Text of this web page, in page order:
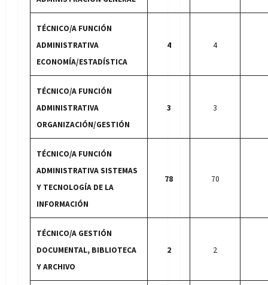
TÉCNICO/A FUNCIÓN
ADMINISTRATIVA
ECONOMÍA/ESTADÍSTICA
4 4
TÉCNICO/A FUNCIÓN
ADMINISTRATIVA
ORGANIZACIÓN/GESTIÓN
3 3
TÉCNICO/A FUNCIÓN
ADMINISTRATIVA SISTEMAS
Y TECNOLOGÍA DE LA
INFORMACIÓN
78 70
TÉCNICO/A GESTIÓN
DOCUMENTAL, BIBLIOTECA
Y ARCHIVO
2 2